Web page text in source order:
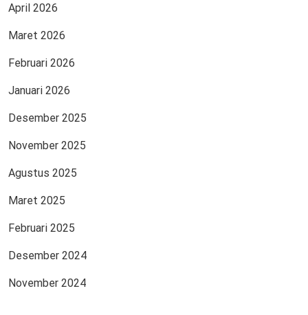
April 2026
Maret 2026
Februari 2026
Januari 2026
Desember 2025
November 2025
Agustus 2025
Maret 2025
Februari 2025
Desember 2024
November 2024